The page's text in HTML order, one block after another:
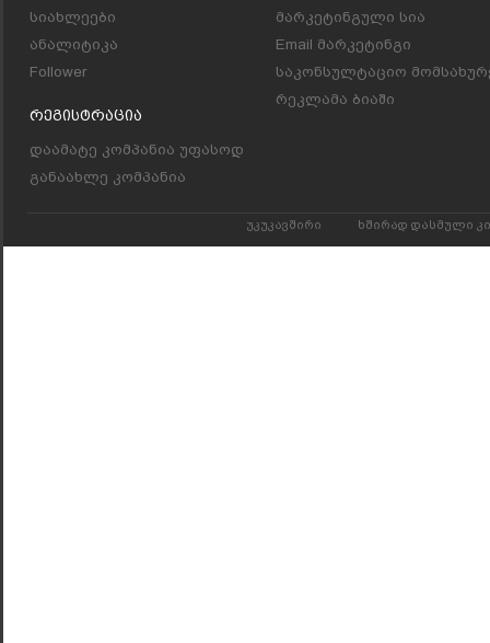
სიახლეები
ანალიტიკა
Follower
Რეგისტრაცია
დაამატე კომპანია უფასოდ
განაახლე კომპანია
მარკეტინგული სია
Email მარკეტინგი
საკონსულტაციო
რეკლამა ბიაში
უკუკავშირი ხშირად დასმული